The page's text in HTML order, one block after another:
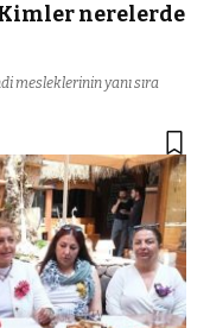
nerelerde
mesleklerinin yanı sıra